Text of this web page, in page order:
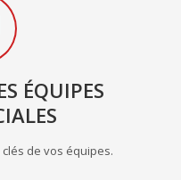
ÉQUIPES
de vos équipes.